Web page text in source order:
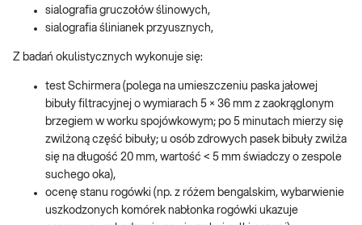
sialografia gruczołów ślinowych,
sialografia ślinianek przyusznych,
Z badań okulistycznych wykonuje się:
test Schirmera (polega na umieszczeniu paska jałowej
bibuły filtracyjnej o wymiarach 5 × 36 mm z zaokrąglonym
brzegiem w worku spojówkowym; po 5 minutach mierzy się
zwilżoną część bibuły; u osób zdrowych pasek bibuły zwilża
się na długość 20 mm, wartość < 5 mm świadczy o zespole
suchego oka),
ocenę stanu rogówki (np. z różem bengalskim, wybarwienie
uszkodzonych komórek nabłonka rogówki ukazuje